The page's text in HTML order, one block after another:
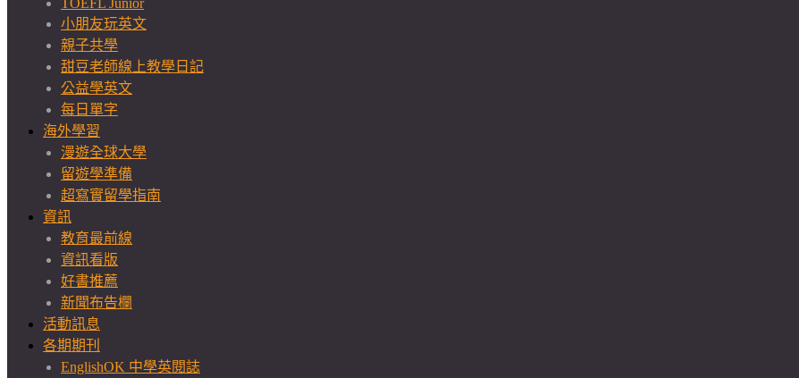
TOEFL Junior
小朋友玩英文
親子共學
甜豆老師線上教學日記
公益學英文
每日單字
海外學習
漫遊全球大學
留遊學準備
超寫實留學指南
資訊
教育最前線
資訊看版
好書推薦
新聞布告欄
活動訊息
各期期刊
EnglishOK 中學英閱誌